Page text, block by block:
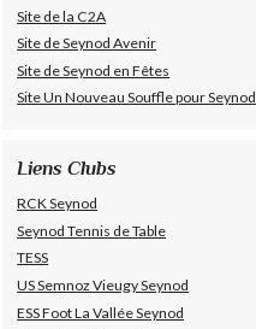
Site de la C2A
Site de Seynod Avenir
Site de Seynod en Fêtes
Site Un Nouveau Souffle pour Seynod
Liens Clubs
RCK Seynod
Seynod Tennis de Table
TESS
US Semnoz Vieugy Seynod
ESS Foot La Vallée Seynod